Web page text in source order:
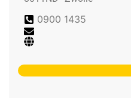
0900 1435